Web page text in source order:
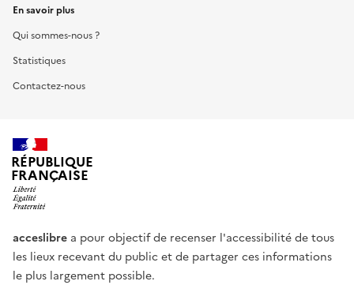
En savoir plus
Qui sommes-nous ?
Statistiques
Contactez-nous
RÉPUBLIQUE
FRANÇAISE
acceslibre a pour objectif de recenser l'accessibilité de tous
les lieux recevant du public et de partager ces informations
le plus largement possible.